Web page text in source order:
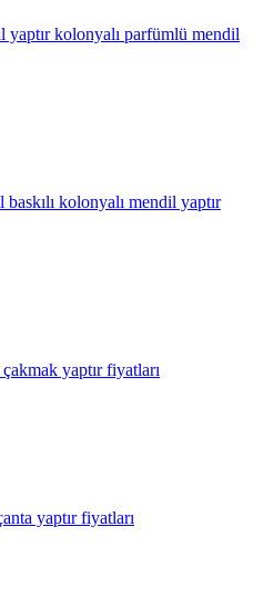
yaptır kolonyalı parfümlü mendil
baskılı kolonyalı mendil yaptır
yaptır fiyatları
yaptır fiyatları